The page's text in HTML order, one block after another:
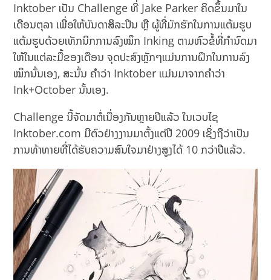
Inktober ເປັນ Challenge ທີ່ Jake Parker ຄິດຂຶ້ນມາໃນ
ເດືອນຕຸລາ ເພື່ອໃຫ້ບັນດາສິລະປິນ ຫຼື ຜູ້ທີ່ມັກຮັກໃນການແຕ້ມຮູບ
ແຕ້ມຮູບດ້ວຍເທັກນິກການລົງໝຶກ Inking ຕາມຫົວຂໍ້ທີ່ກຳນົດມາ
ໃຫ້ໃນແຕ່ລະມື້ຂອງເດືອນ ຈຸດປະສົງຫຼັກໆແມ່ນການຝຶກໃນການລົງ
ໝຶກນັ້ນເອງ, ສະນັ້ນ ຄຳວ່າ Inktober ແມ່ນມາຈາກຄຳວ່າ
Ink+October ນັ້ນເອງ.
Challenge ນີ້ຈັດມາຕໍ່ເນື່ອງກັນຫຼາຍປີແລ້ວ ໃນເວບໄຊ
Inktober.com ມີຕົວຢ່າງງານມາຕັ້ງແຕ່ປີ 2009 ເຊິ່ງຖືວ່າເປັນ
ການທ້າທາຍທີ່ໄດ້ຮັບຄວາມສົນໃຈມາຢ່າງສູງໄດ້ 10 ກວ່າປີແລ້ວ.